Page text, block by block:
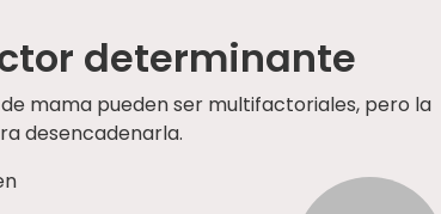
determinante
mama pueden ser multifactoriales, pero la
desencadenarla.